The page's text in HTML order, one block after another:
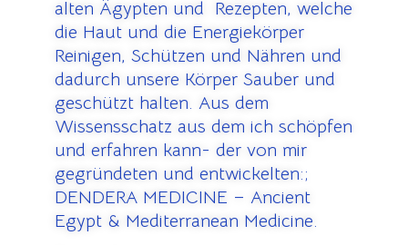
alten Ägypten und Rezepten, welche
die Haut und die Energiekörper
Reinigen, Schützen und Nähren und
dadurch unsere Körper Sauber und
geschützt halten. Aus dem
Wissensschatz aus dem ich schöpfen
und erfahren kann- der von mir
gegründeten und entwickelten:;
DENDERA MEDICINE – Ancient
Egypt & Mediterranean Medicine.